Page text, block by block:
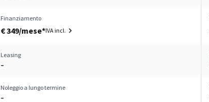
Finanziamento
€ 349/mese*IVA incl.
Leasing
–
Noleggio a lungo termine
–